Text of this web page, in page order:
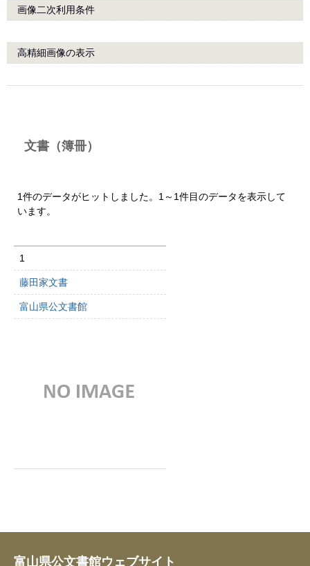
画像二次利用条件
高精細画像の表示
文書（簿冊）
1件のデータがヒットしました。1～1件目のデータを表示して
います。
1
藤田家文書
富山県公文書館
富山県公文書館ウェブサイト